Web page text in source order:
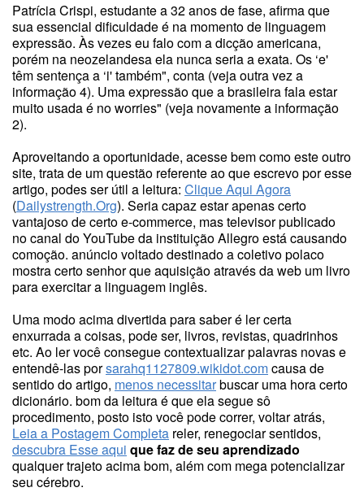
Patrícia Crispi, estudante a 32 anos de fase, afirma que
sua essencial dificuldade é na momento de linguagem
expressão. Às vezes eu falo com a dicção americana,
porém na neozelandesa ela nunca seria a exata. Os ‘e'
têm sentença a ‘i' também", conta (veja outra vez a
informação 4). Uma expressão que a brasileira fala estar
muito usada é no worries" (veja novamente a informação
2).
Aproveitando a oportunidade, acesse bem como este outro
site, trata de um questão referente ao que escrevo por esse
artigo, podes ser útil a leitura: Clique Aqui Agora
(Dailystrength.Org). Seria capaz estar apenas certo
vantajoso de certo e-commerce, mas televisor publicado
no canal do YouTube da instituição Allegro está causando
comoção. anúncio voltado destinado a coletivo polaco
mostra certo senhor que aquisição através da web um livro
para exercitar a linguagem inglês.
Uma modo acima divertida para saber é ler certa
enxurrada a coisas, pode ser, livros, revistas, quadrinhos
etc. Ao ler você consegue contextualizar palavras novas e
entendê-las porsarahq1127809.wikidot.comcausa de
sentido do artigo, menos necessitarbuscar uma hora certo
dicionário. bom da leitura é que ela segue sô
procedimento, posto isto você pode correr, voltar atrás,
Leia a Postagem Completa reler, renegociar sentidos,
descubra Esse aqui que faz de seu aprendizado
qualquer trajeto acima bom, além com mega potencializar
seu cérebro.